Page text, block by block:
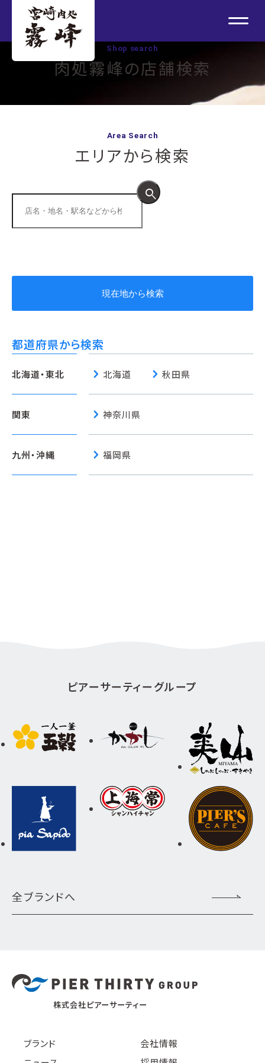
Shop search
肉処霧峰の店舗検索
Area Search
エリアから検索
search
現在地から検索
都道府県から検索
北海道・東北 chevron_right 北海道 chevron_right 秋田県
関東 chevron_right 神奈川県
九州・沖縄 chevron_right 福岡県
ピアーサーティーグループ
全ブランドへ
株式会社ピアーサーティー
ブランド
会社情報